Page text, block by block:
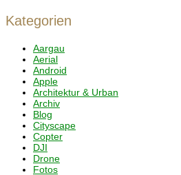
Kategorien
Aargau
Aerial
Android
Apple
Architektur & Urban
Archiv
Blog
Cityscape
Copter
DJI
Drone
Fotos